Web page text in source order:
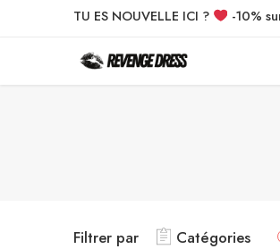
TU ES NOUVELLE ICI ? -10%
Filtrer par Catégories